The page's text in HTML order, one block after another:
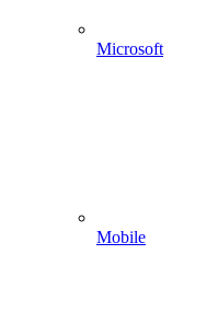
Microsoft
Mobile